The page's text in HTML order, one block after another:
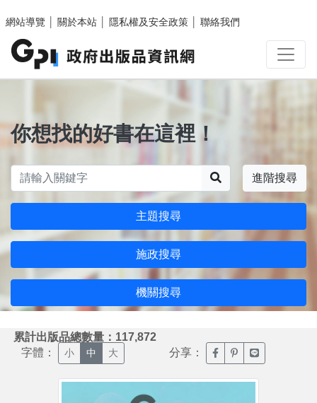
網站導覽
關於本站 隱私權及安全政策 聯絡我們
你想找的好書在這裡！
進階搜尋
主題搜尋
施政搜尋
機關搜尋
累計出版品總數量：117,872
字體： 小 中 大 分享： 臉書分享(另開新視窗)
噗浪分享(另開新
Line分享(另